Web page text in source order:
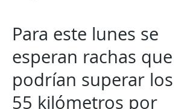
Para este lunes se
esperan rachas que
podrían superar los
55 kilómetros por